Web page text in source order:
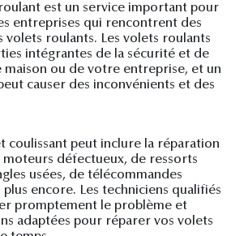
est un service important pour
entreprises qui rencontrent des
volets roulants. Les volets roulants
intégrantes de la sécurité et de
maison ou de votre entreprise, et un
causer des inconvénients et des
coulissant peut inclure la réparation
moteurs défectueux, de ressorts
usées, de télécommandes
encore. Les techniciens qualifiés
promptement le problème et
adaptées pour réparer vos volets